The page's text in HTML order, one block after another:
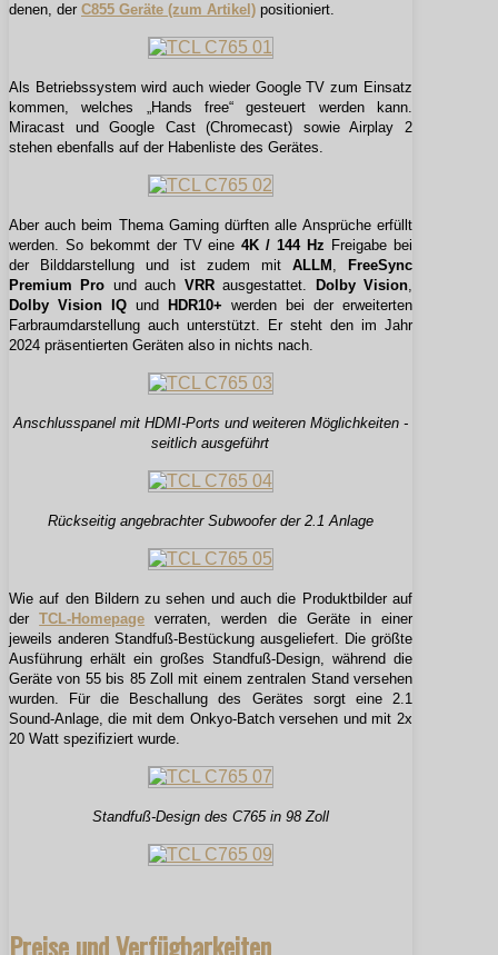
denen, der C855 Geräte (zum Artikel) positioniert.
Als Betriebssystem wird auch wieder Google TV zum Einsatz
kommen, welches „Hands free“ gesteuert werden kann.
Miracast und Google Cast (Chromecast) sowie Airplay 2
stehen ebenfalls auf der Habenliste des Gerätes.
Aber auch beim Thema Gaming dürften alle Ansprüche erfüllt
werden. So bekommt der TV eine4K / 144 Hz Freigabe bei
der Bilddarstellung und ist zudem mit ALLM ,
FreeSync
Premium Pro und auch VRRausgestattet. Dolby Vision,
Dolby Vision IQund HDR10+ werden bei der erweiterten
Farbraumdarstellung auch unterstützt. Er steht den im Jahr
2024 präsentierten Geräten also in nichts nach.
Anschlusspanel mit HDMI-Ports und weiteren Möglichkeiten -
seitlich ausgeführt
Rückseitig angebrachter Subwoofer der 2.1 Anlage
Wie auf den Bildern zu sehen und auch die Produktbilder auf
derTCL-Homepage verraten, werden die Geräte in einer
jeweils anderen Standfuß-Bestückung ausgeliefert. Die größte
Ausführung erhält ein großes Standfuß-Design, während die
Geräte von 55 bis 85 Zoll mit einem zentralen Stand versehen
wurden. Für die Beschallung des Gerätes sorgt eine 2.1
Sound-Anlage, die mit dem Onkyo-Batch versehen und mit 2x
20 Watt spezifiziert wurde.
Standfuß-Design des C765 in 98 Zoll
Preise und Verfügbarkeiten